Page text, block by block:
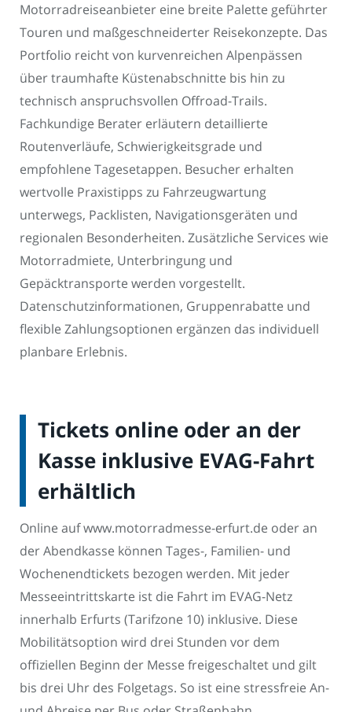
Motorradreiseanbieter eine breite Palette geführter
Touren und maßgeschneiderter Reisekonzepte. Das
Portfolio reicht von kurvenreichen Alpenpässen
über traumhafte Küstenabschnitte bis hin zu
technisch anspruchsvollen Offroad-Trails.
Fachkundige Berater erläutern detaillierte
Routenverläufe, Schwierigkeitsgrade und
empfohlene Tagesetappen. Besucher erhalten
wertvolle Praxistipps zu Fahrzeugwartung
unterwegs, Packlisten, Navigationsgeräten und
regionalen Besonderheiten. Zusätzliche Services wie
Motorradmiete, Unterbringung und
Gepäcktransporte werden vorgestellt.
Datenschutzinformationen, Gruppenrabatte und
flexible Zahlungsoptionen ergänzen das individuell
planbare Erlebnis.
Tickets online oder an der
Kasse inklusive EVAG-Fahrt
erhältlich
Online auf www.motorradmesse-erfurt.de oder an
der Abendkasse können Tages-, Familien- und
Wochenendtickets bezogen werden. Mit jeder
Messeeintrittskarte ist die Fahrt im EVAG-Netz
innerhalb Erfurts (Tarifzone 10) inklusive. Diese
Mobilitätsoption wird drei Stunden vor dem
offiziellen Beginn der Messe freigeschaltet und gilt
bis drei Uhr des Folgetags. So ist eine stressfreie An-